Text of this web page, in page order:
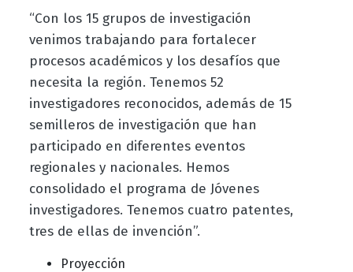
“Con los 15 grupos de investigación
venimos trabajando para fortalecer
procesos académicos y los desafíos que
necesita la región. Tenemos 52
investigadores reconocidos, además de 15
semilleros de investigación que han
participado en diferentes eventos
regionales y nacionales. Hemos
consolidado el programa de Jóvenes
investigadores. Tenemos cuatro patentes,
tres de ellas de invención”.
Proyección